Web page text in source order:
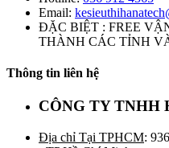
Email:
ĐẶC BIỆT : FREE
THÀNH CÁC TỈNH
Thông tin liên hệ
CÔNG TY TNHH
Địa chỉ Tại TPHCM: